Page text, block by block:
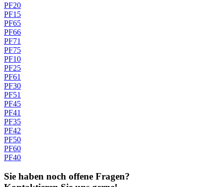
PF20
PF15
PF65
PF66
PF71
PF75
PF10
PF25
PF61
PF30
PF51
PF45
PF41
PF35
PF42
PF50
PF60
PF40
Sie haben noch offene Fragen?